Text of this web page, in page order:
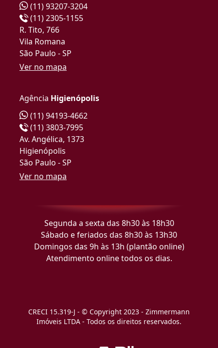
(11) 93207-3204
(11) 2305-1155
R. Tito, 766
Vila Romana
São Paulo - SP
Ver no mapa
Agência Higienópolis
(11) 94193-4662
(11) 3803-7995
Av. Angélica, 1373
Higienópolis
São Paulo - SP
Ver no mapa
Segunda a sexta das 8h30 às 18h30
Sábado e feriados das 8h30 às 13h30
Domingos das 9h às 13h (plantão online)
Atendimento online todos os dias.
CRECI 15.319-J - © Copyright 2023 - Zimmermann
Imóveis LTDA - Todos os direitos reservados.